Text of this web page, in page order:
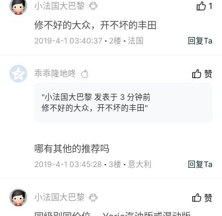
小法国大巴黎 1
修不好的大众，开不坏的丰田
2019-4-1 03:40:37 2楼 法国 回复Ta
乖乖隆地咚 赞
"小法国大巴黎 发表于 3 分钟前
修不好的大众，开不坏的丰田"
哪有其他的推荐吗
2019-4-1 03:45:28 3楼 意大利 回复Ta
小法国大巴黎 赞